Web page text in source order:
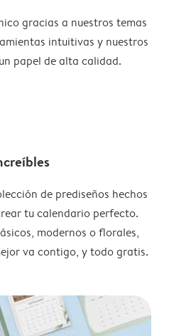
gracias a nuestros temas
intuitivas y nuestros
papel de alta calidad.
de prediseños hechos
tu calendario perfecto.
modernos o florales,
va contigo, y todo gratis.